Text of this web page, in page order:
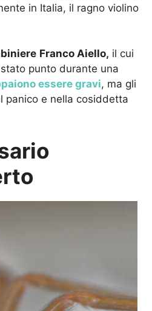
in Italia, il ragno violino
Franco Aiello, il cui
punto durante una
essere gravi, ma gli
panico e nella cosiddetta